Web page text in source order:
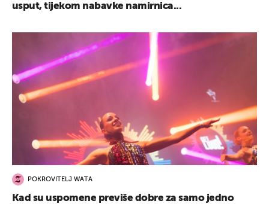
usput, tijekom nabavke namirnica...
POKROVITELJ WATA
Kad su uspomene previše dobre za samo jedno